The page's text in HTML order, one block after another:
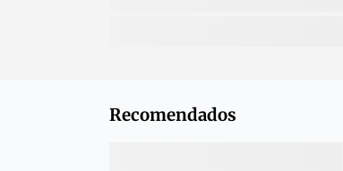
Recomendados